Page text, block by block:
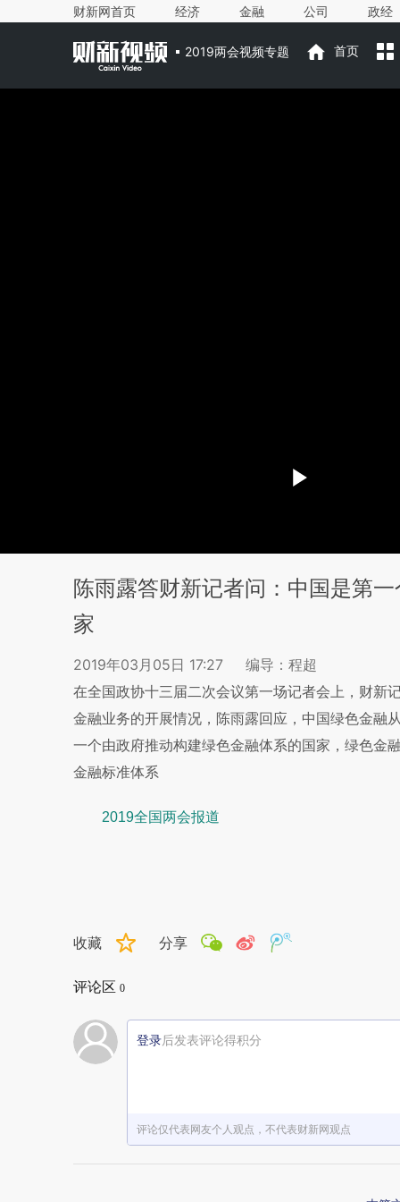
财新网首页 经济 金融 公司 政经
2019两会视频专题 首页
陈雨露答财新记者问：中国是第
家
2019年03月05日 17:27
编导：程超
在全国政协十三届二次会议第一场记者会上，财新
金融业务的开展情况，陈雨露回应，中国绿色金融
一个由政府推动构建绿色金融体系的国家，绿色金
金融标准体系
2019全国两会报道
收藏 分享
评论区 0
登录后发表评论得积分
评论仅代表网友个人观点，不代表财新网观点